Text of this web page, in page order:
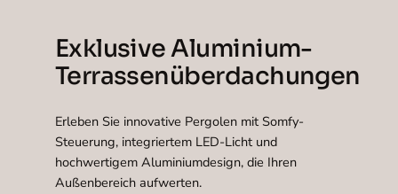
Exklusive Aluminium-
Terrassenüberdachungen
Erleben Sie innovative Pergolen mit Somfy-
Steuerung, integriertem LED-Licht und
hochwertigem Aluminiumdesign, die Ihren
Außenbereich aufwerten.